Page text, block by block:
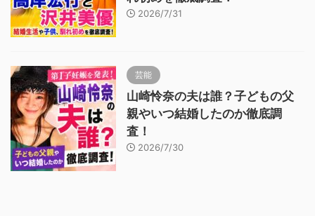
2026/7/31
芸能
山崎怜奈の夫は誰？子どもの父
親やいつ結婚したのか徹底調
査！
2026/7/30